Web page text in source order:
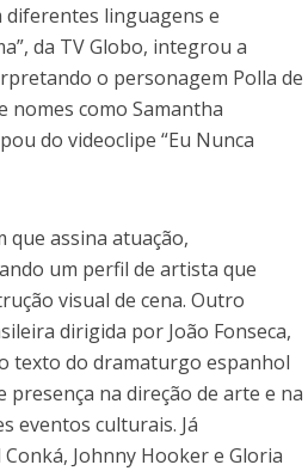
diferentes linguagens e
da TV Globo, integrou a
o personagem Polla de
nomes como Samantha
do videoclipe “Eu Nunca
que assina atuação,
um perfil de artista que
visual de cena. Outro
dirigida por João Fonseca,
texto do dramaturgo espanhol
na direção de arte e na
eventos culturais. Já
Johnny Hooker e Gloria